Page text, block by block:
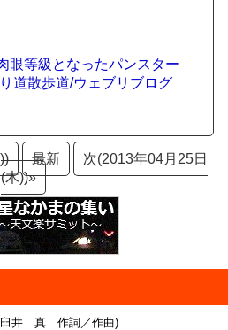
眼等級となったパンスター
道散歩道/ウェブリブログ
最新
次(2013年04月25日
(木))»
井 真 作詞／作曲)